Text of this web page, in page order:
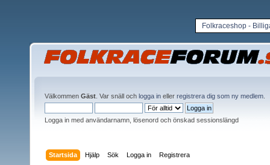
Folkraceshop -
Välkommen Gäst . Var snäll och logga in eller registrera dig som ny medlem
Logga in med användarnamn, lösenord och önskad sessionslängd
Startsida Hjälp Sök Logga in Registrera